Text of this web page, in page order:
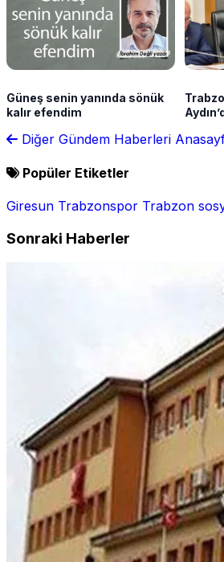
Güneş senin yanında sönük
kalır efendim
Diğer Gündem Haberleri
Popüler Etiketler
Giresun Trabzonspor Trabzon
Sonraki Haberler